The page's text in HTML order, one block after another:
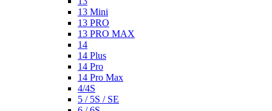
13 Mini
13 PRO
13 PRO MAX
14
14 Plus
14 Pro
14 Pro Max
4/4S
5 / 5S / SE